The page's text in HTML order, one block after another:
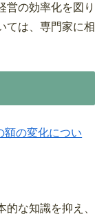
営の効率化を図り
ては、専門家に相
額の変化につい
な知識を抑え、